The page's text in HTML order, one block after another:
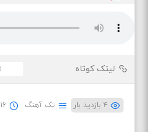
لینک کوتاه
۴ بازدید بار تک آهنگ ۱۶ شهریور ۱۴۰۲